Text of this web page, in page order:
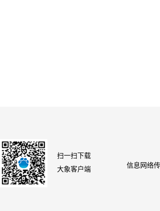
扫一扫下载
大象客户端
信息网络